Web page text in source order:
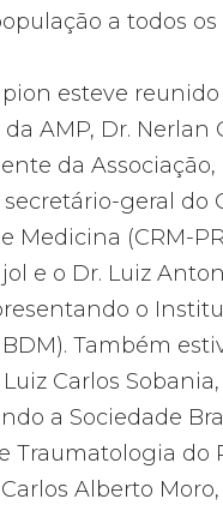
a todos os
esteve
AMP, Dr. Nerlan
da Associação,
secretário-geral do
Medicina (CRM-
e o Dr. Luiz
o
Também
Carlos Sobania,
a Sociedade
Traumatologia do
Carlos Alberto